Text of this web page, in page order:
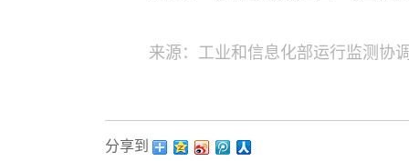
来源：工业和信息化部运行监测协
分享到：